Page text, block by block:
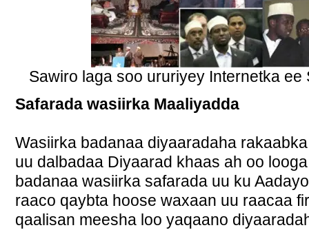
Sawiro laga soo ururiyey Internetka ee
Safarada wasiirka Maaliyadda
Wasiirka badanaa diyaaradaha
uu dalbadaa Diyaarad khaas ah oo
badanaa wasiirka safarada uu ku
raaco qaybta hoose waxaan uu raacaa
qaalisan meesha loo yaqaano